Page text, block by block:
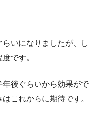
いになりましたが、し
です。
年後ぐらいから効果がで
これからに期待です。